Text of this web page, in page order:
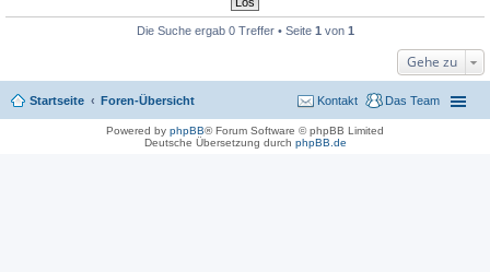
Die Suche ergab 0 Treffer • Seite 1 von 1
Gehe zu
Startseite Foren-Übersicht Das Team
Kontakt
Powered by phpBB® Forum Software © phpBB Limited
Deutsche Übersetzung durch phpBB.de